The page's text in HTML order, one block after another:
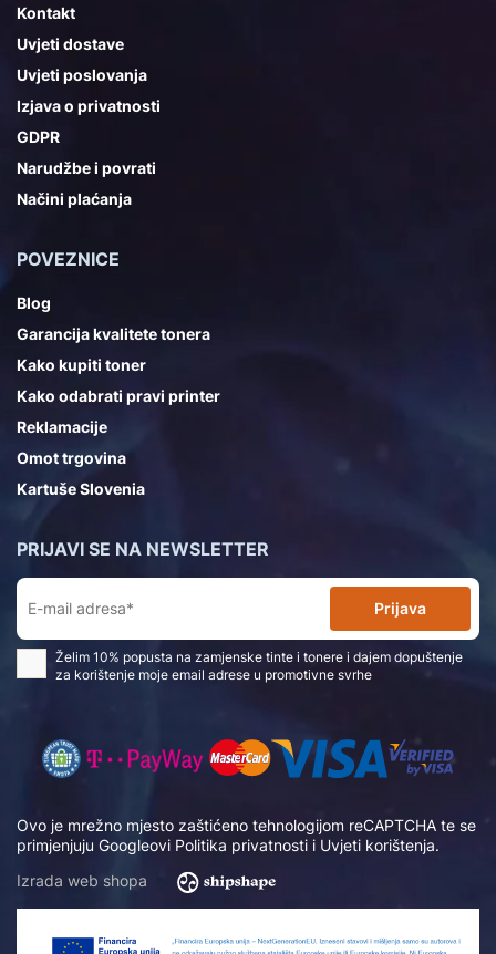
Kontakt
Uvjeti dostave
Uvjeti poslovanja
Izjava o privatnosti
GDPR
Narudžbe i povrati
Načini plaćanja
POVEZNICE
Blog
Garancija kvalitete tonera
Kako kupiti toner
Kako odabrati pravi printer
Reklamacije
Omot trgovina
Kartuše Slovenia
Ovo je mrežno mjesto zaštićeno tehnologijom reCAPTCHA te se
primjenjuju Googleovi Politika privatnosti i Uvjeti korištenja.
Izrada web shopa
PRIJAVI SE NA NEWSLETTER
Prijava
Želim 10% popusta na zamjenske tinte i tonere i dajem dopuštenje
za korištenje moje email adrese u promotivne svrhe